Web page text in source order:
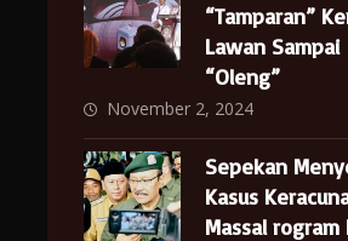
“Tamparan”
Lawan Sampai
“Oleng”
November 2, 2024
Sepekan
Kasus
Massal rogram